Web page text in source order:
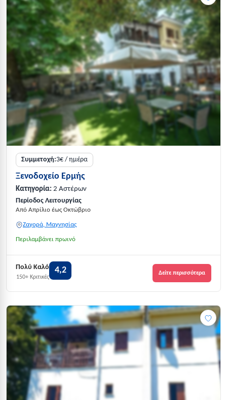
Συμμετοχή:3€ / ημέρα
Ξενοδοχείο Ερμής
Κατηγορία: 2 Αστέρων
Περίοδος Λειτουργίας
Από Απρίλιο έως Οκτώβριο
Ζαγορά, Μαγνησίας
Περιλαμβάνει πρωινό
Πολύ Καλό
150+ Κριτικές
4,2 Δείτε περισσότερα